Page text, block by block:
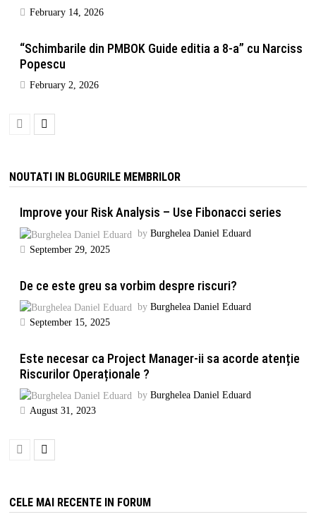
February 14, 2026
“Schimbarile din PMBOK Guide editia a 8-a” cu Narciss
Popescu
February 2, 2026
NOUTATI IN BLOGURILE MEMBRILOR
Improve your Risk Analysis – Use Fibonacci series
by Burghelea Daniel Eduard
September 29, 2025
De ce este greu sa vorbim despre riscuri?
by Burghelea Daniel Eduard
September 15, 2025
Este necesar ca Project Manager-ii sa acorde atenție
Riscurilor Operaționale ?
by Burghelea Daniel Eduard
August 31, 2023
CELE MAI RECENTE IN FORUM